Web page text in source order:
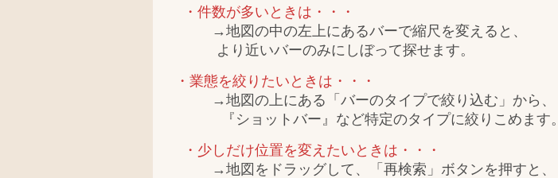
・件数が多いときは・・・
→地図の中の左上にあるバーで縮尺を変えると、
より近いバーのみにしぼって探せます。
・業態を絞りたいときは・・・
→地図の上にある「バーのタイプで絞り込む」から、
『ショットバー』など特定のタイプに絞りこめます。
・少しだけ位置を変えたいときは・・・
→地図をドラッグして、「再検索」ボタンを押すと、